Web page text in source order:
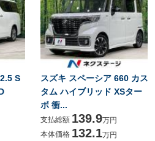
S
スズキ スペーシア 660 カス
タム ハイブリッド XSター
ボ 衝...
支払総額 139.9万円
本体価格 132.1万円